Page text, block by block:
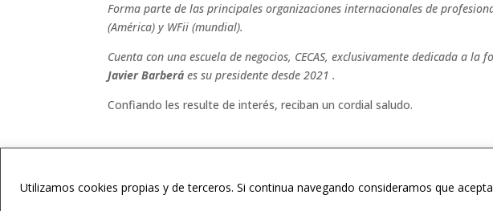
Utilizamos cookies propias y de terceros. Si continua navegando consideramos que
Forma parte de las principales organizaciones internacionales de
(América) y WFii (mundial).
Cuenta con una escuela de negocios, CECAS, exclusivamente dedicada a la
Javier Barberá es su presidente desde 2021 .
Confiando les resulte de interés, reciban un cordial saludo.